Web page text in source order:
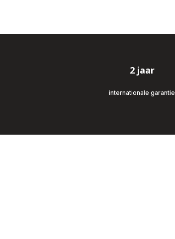
2 jaar
internationale garantie